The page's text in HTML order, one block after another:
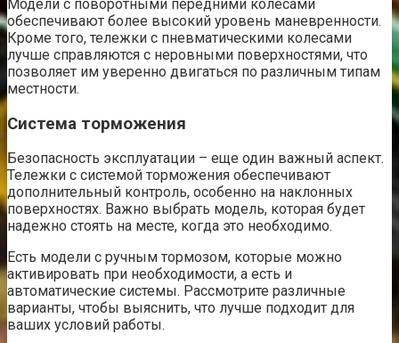
Модели с поворотными передними колесами
обеспечивают более высокий уровень маневренности.
Кроме того, тележки с пневматическими колесами
лучше справляются с неровными поверхностями, что
позволяет им уверенно двигаться по различным типам
местности.
Система торможения
Безопасность эксплуатации – еще один важный аспект.
Тележки с системой торможения обеспечивают
дополнительный контроль, особенно на наклонных
поверхностях. Важно выбрать модель, которая будет
надежно стоять на месте, когда это необходимо.
Есть модели с ручным тормозом, которые можно
активировать при необходимости, а есть и
автоматические системы. Рассмотрите различные
варианты, чтобы выяснить, что лучше подходит для
ваших условий работы.